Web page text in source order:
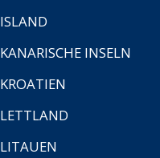
ISLAND
KANARISCHE INSELN
KROATIEN
LETTLAND
LITAUEN